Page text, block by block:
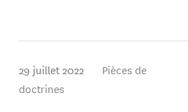
29 juillet 2022
Pièces de
doctrines